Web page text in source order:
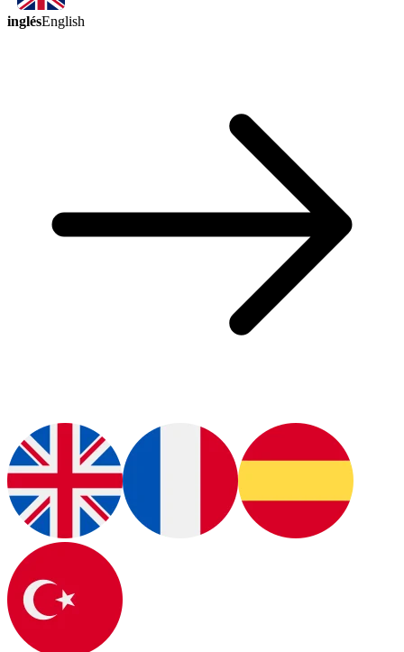
inglésEnglish